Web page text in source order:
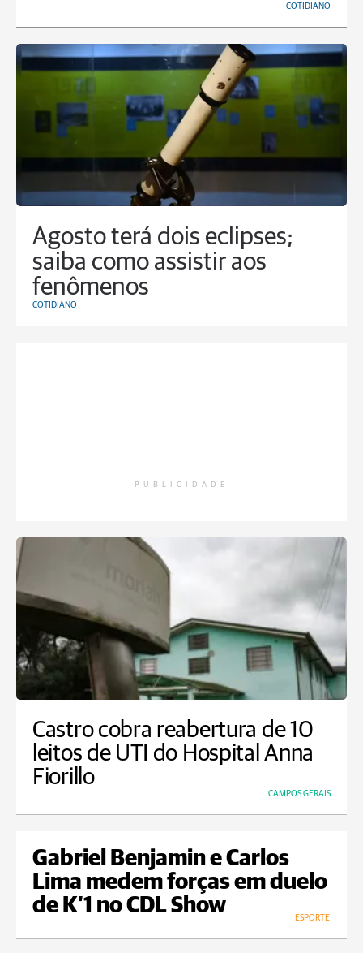
COTIDIANO
Agosto terá dois eclipses;
saiba como assistir aos
fenômenos
COTIDIANO
PUBLICIDADE
Castro cobra reabertura de 10
leitos de UTI do Hospital Anna
Fiorillo
CAMPOS GERAIS
Gabriel Benjamin e Carlos
Lima medem forças em duelo
de K’1 no CDL Show
ESPORTE